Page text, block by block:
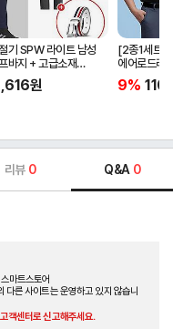
기 SPW 라이트 남성
바지 + 고급소재
벨트 세트
원
[2종1세트]
에어로드라
남자 골프
JG1313
9%
리뷰 0 Q&A 0
마트스토어
른 사이트는 운영하고 있지 않습니
객센터로 신고해주세요.